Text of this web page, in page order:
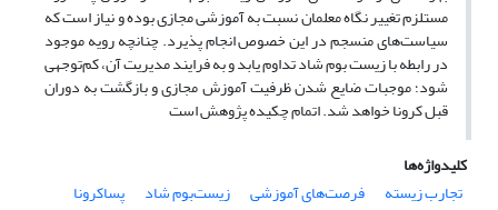
مستلزم تغییر نگاه معلمان نسبت به آموزشی مجازی بوده و نیاز است که
سیاست‌های منسجم در این خصوص انجام پذیرد. چنانچه رویه موجود
در رابطه با زیست بوم شاد تداوم یابد و به فرایند مدیریت آن، کم‌‌توجهی
شود؛ موجبات ضایع شدن ظرفیت آموزش مجازی و بازگشت به دوران
قبل کرونا خواهد شد. اتمام چکیده پژوهش است
کلیدواژه‌ها
تجارب زیسته
فرصت‌های آموزشی زیست‌بوم شاد پساکرونا